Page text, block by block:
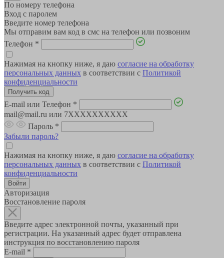
По номеру телефона
Вход с паролем
Введите номер телефона
Мы отправим вам код в смс на телефон или позвоним
Телефон *
Нажимая на кнопку ниже, я даю согласие на обработку
персональных данных в соответствии с Политикой
конфиденциальности
E-mail или Телефон *
mail@mail.ru или 7XXXXXXXXXX
Пароль *
Забыли пароль?
Нажимая на кнопку ниже, я даю согласие на обработку
персональных данных в соответствии с Политикой
конфиденциальности
Авторизация
Восстановление пароля
Введите адрес электронной почты, указанный при
регистрации. На указанный адрес будет отправлена
инструкция по восстановлению пароля
E-mail *